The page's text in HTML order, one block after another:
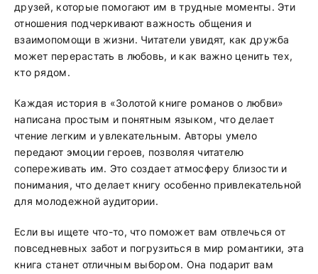
друзей, которые помогают им в трудные моменты. Эти
отношения подчеркивают важность общения и
взаимопомощи в жизни. Читатели увидят, как дружба
может перерастать в любовь, и как важно ценить тех,
кто рядом.
Каждая история в «Золотой книге романов о любви»
написана простым и понятным языком, что делает
чтение легким и увлекательным. Авторы умело
передают эмоции героев, позволяя читателю
сопереживать им. Это создает атмосферу близости и
понимания, что делает книгу особенно привлекательной
для молодежной аудитории.
Если вы ищете что-то, что поможет вам отвлечься от
повседневных забот и погрузиться в мир романтики, эта
книга станет отличным выбором. Она подарит вам